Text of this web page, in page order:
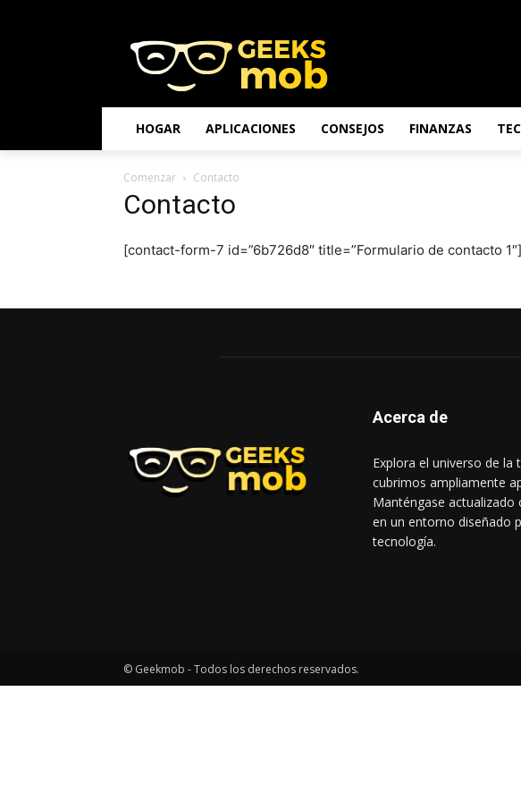
HOGAR APLICACIONES CONSEJOS FINANZAS
Comenzar Contacto
Contacto
[contact-form-7 id=”6b726d8″ title=”Formulario de contacto 1″]
Acerca de
Explora el universo de
cubrimos ampliamente
Manténgase actualizado
en un entorno diseñado
tecnología.
© Geekmob - Todos los derechos reservados.